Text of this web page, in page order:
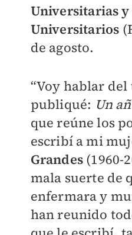
Universitarias y
Universitarios
de agosto.
“Voy hablar
publiqué: Un
que reúne los
escribí a mi
Grandes(1960-
mala suerte de
enfermara y
han reunido